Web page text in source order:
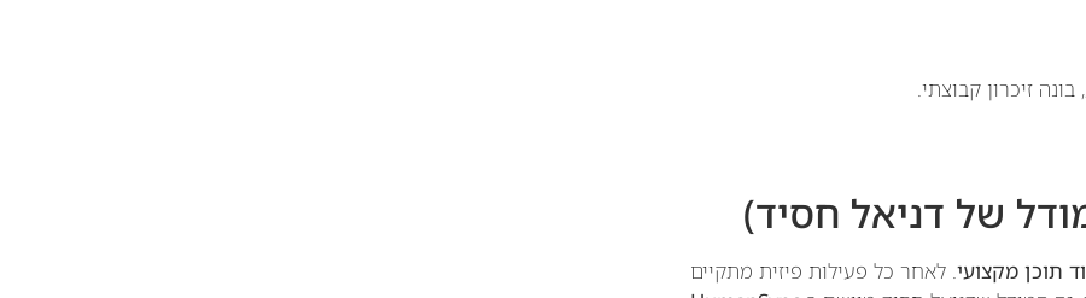
זיכרון קבוצתי.
תוכן מקצועי. לאחר כל פעילות פיזית מתקיים